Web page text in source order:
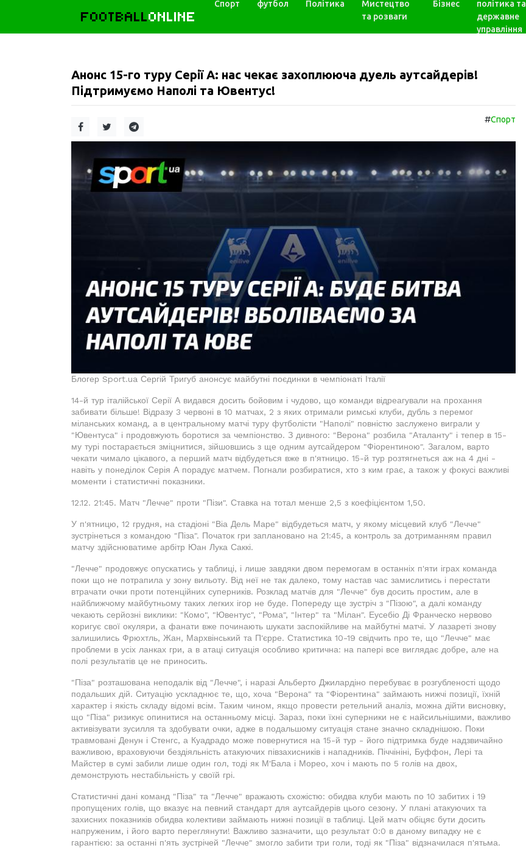
FOOTBALLONLINE
Спорт футбол Політика
Мистецтво
та розваги
Бізнес
політика та
державне
управління
Анонс 15-го туру Серії А: нас чекає захоплююча дуель аутсайдерів!
Підтримуємо Наполі та Ювентус!
#Спорт
Блогер Sport.ua Сергій Тригуб анонсує майбутні поєдинки в чемпіонаті Італії
14-й тур італійської Серії А видався досить бойовим і чудово, що команди відреагували на прохання
забивати більше! Відразу 3 червоні в 10 матчах, 2 з яких отримали римські клуби, дубль з перемог
міланських команд, а в центральному матчі туру футболісти "Наполі" повністю заслужено виграли у
"Ювентуса" і продовжують боротися за чемпіонство. З дивного: "Верона" розбила "Аталанту" і тепер в 15-
му турі постарається зміцнитися, зійшовшись з ще одним аутсайдером "Фіорентиною". Загалом, варто
чекати чимало цікавого, а перший матч відбудеться вже в п'ятницю. 15-й тур розтягнеться аж на 4 дні -
навіть у понеділок Серія А порадує матчем. Погнали розбиратися, хто з ким грає, а також у фокусі важливі
моменти і статистичні показники.
12.12. 21:45. Матч "Лечче" проти "Пізи". Ставка на тотал менше 2,5 з коефіцієнтом 1,50.
У п'ятницю, 12 грудня, на стадіоні "Віа Дель Маре" відбудеться матч, у якому місцевий клуб "Лечче"
зустрінеться з командою "Піза". Початок гри заплановано на 21:45, а контроль за дотриманням правил
матчу здійснюватиме арбітр Юан Лука Саккі.
"Лечче" продовжує опускатись у таблиці, і лише завдяки двом перемогам в останніх п'яти іграх команда
поки що не потрапила у зону вильоту. Від неї не так далеко, тому настав час замислитись і перестати
втрачати очки проти потенційних суперників. Розклад матчів для "Лечче" був досить простим, але в
найближчому майбутньому таких легких ігор не буде. Попереду ще зустріч з "Пізою", а далі команду
чекають серйозні виклики: "Комо", "Ювентус", "Рома", "Інтер" та "Мілан". Еусебіо Ді Франческо нервово
коригує свої окуляри, а фанати вже починають шукати заспокійливе на майбутні матчі. У лазареті знову
залишились Фрюхтль, Жан, Мархвінський та П'єрре. Статистика 10-19 свідчить про те, що "Лечче" має
проблеми в усіх ланках гри, а в атаці ситуація особливо критична: на папері все виглядає добре, але на
полі результатів це не приносить.
"Піза" розташована неподалік від "Лечче", і наразі Альберто Джилардіно перебуває в розгубленості щодо
подальших дій. Ситуацію ускладнює те, що, хоча "Верона" та "Фіорентина" займають нижчі позиції, їхній
характер і якість складу відомі всім. Таким чином, якщо провести ретельний аналіз, можна дійти висновку,
що "Піза" ризикує опинитися на останньому місці. Зараз, поки їхні суперники не є найсильнішими, важливо
активізувати зусилля та здобувати очки, адже в подальшому ситуація стане значно складнішою. Поки
травмовані Денун і Стенгс, а Куадрадо може повернутися на 15-й тур - його підтримка буде надзвичайно
важливою, враховуючи бездіяльність атакуючих півзахисників і нападників. Піччініні, Буффон, Лері та
Майстер в сумі забили лише один гол, тоді як М'Бала і Морео, хоч і мають по 5 голів на двох,
демонструють нестабільність у своїй грі.
Статистичні дані команд "Піза" та "Лечче" вражають схожістю: обидва клуби мають по 10 забитих і 19
пропущених голів, що вказує на певний стандарт для аутсайдерів цього сезону. У плані атакуючих та
захисних показників обидва колективи займають нижні позиції в таблиці. Цей матч обіцяє бути досить
напруженим, і його варто переглянути! Важливо зазначити, що результат 0:0 в даному випадку не є
гарантією: за останні п'ять зустрічей "Лечче" змогло забити три голи, тоді як "Піза" відзначилася п'ятьма.